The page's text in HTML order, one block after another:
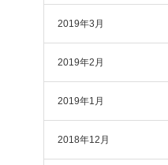
2019年3月
2019年2月
2019年1月
2018年12月